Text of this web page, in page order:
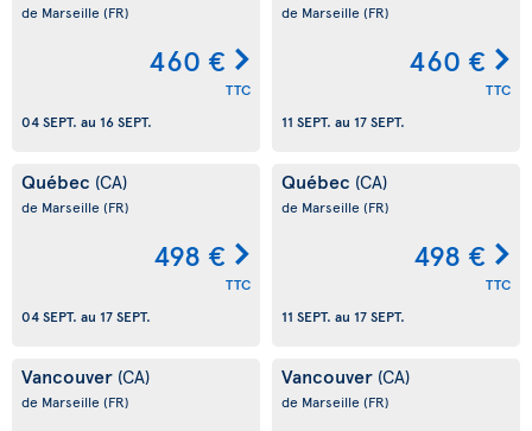
de Marseille (FR)
460 €
TTC
04 SEPT. au 16 SEPT.
de Marseille (FR)
460 €
TTC
11 SEPT. au 17 SEPT.
Québec (CA)
de Marseille (FR)
498 €
TTC
04 SEPT. au 17 SEPT.
Québec (CA)
de Marseille (FR)
498 €
TTC
11 SEPT. au 17 SEPT.
Vancouver (CA)
de Marseille (FR)
Vancouver (CA)
de Marseille (FR)